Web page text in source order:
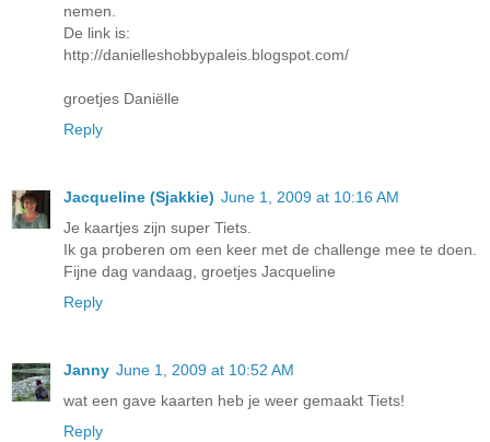
nemen.
De link is:
http://danielleshobbypaleis.blogspot.com/
groetjes Daniëlle
Reply
Jacqueline (Sjakkie) June 1, 2009 at 10:16 AM
Je kaartjes zijn super Tiets.
Ik ga proberen om een keer met de challenge mee te doen.
Fijne dag vandaag, groetjes Jacqueline
Reply
Janny June 1, 2009 at 10:52 AM
wat een gave kaarten heb je weer gemaakt Tiets!
Reply